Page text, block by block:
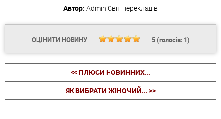
Автор: Admin Світ перекладів
ОЦІНИТИ НОВИНУ 5(голосів: 1)
<< ПЛЮСИ НОВИННИХ...
ЯК ВИБРАТИ ЖІНОЧИЙ... >>